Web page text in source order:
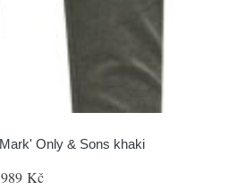
Only & Sons khaki
989 Kč